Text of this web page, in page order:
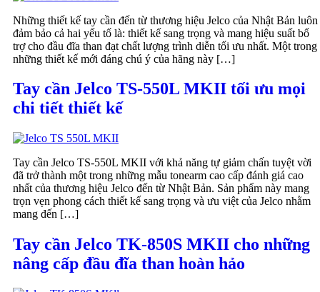
Những thiết kế tay cần đến từ thương hiệu Jelco của Nhật Bản luôn
đảm bảo cả hai yếu tố là: thiết kế sang trọng và mang hiệu suất bổ
trợ cho đầu đĩa than đạt chất lượng trình diễn tối ưu nhất. Một trong
những thiết kế mới đáng chú ý của hãng này […]
Tay cần Jelco TS-550L MKII tối ưu mọi
chi tiết thiết kế
Tay cần Jelco TS-550L MKII với khả năng tự giảm chấn tuyệt vời
đã trở thành một trong những mẫu tonearm cao cấp đánh giá cao
nhất của thương hiệu Jelco đến từ Nhật Bản. Sản phẩm này mang
trọn vẹn phong cách thiết kế sang trọng và ưu việt của Jelco nhằm
mang đến […]
Tay cần Jelco TK-850S MKII cho những
nâng cấp đầu đĩa than hoàn hảo